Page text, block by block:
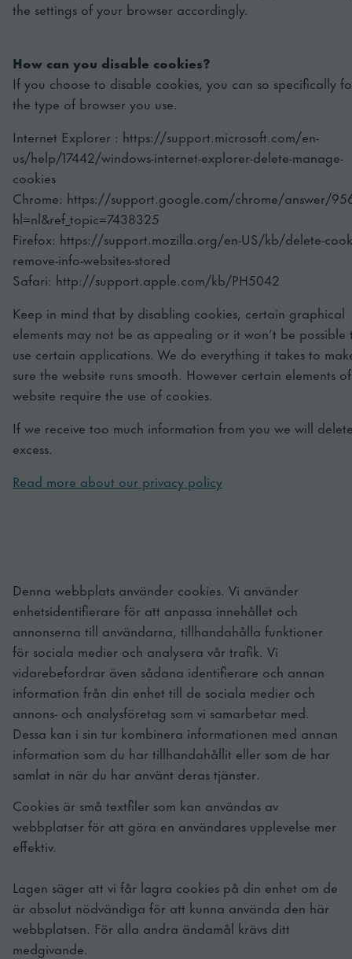
the settings of your browser accordingly.
How can you disable cookies?
If you choose to disable cookies, you can so specifically
the type of browser you use.
Internet Explorer : https://support.microsoft.com/en-
us/help/17442/windows-internet-explorer-delete-manage-
cookies
Chrome: https://support.google.com/chrome/answer/
hl=nl&ref_topic=7438325
Firefox: https://support.mozilla.org/en-US/kb/delete-
remove-info-websites-stored
Safari: http://support.apple.com/kb/PH5042
Keep in mind that by disabling cookies, certain graphical
elements may not be as appealing or it won’t be possible
use certain applications. We do everything it takes to
sure the website runs smooth. However certain elements
website require the use of cookies.
If we receive too much information from you we will
excess.
Read more about our privacy policy
Denna webbplats använder cookies. Vi använder
enhetsidentifierare för att anpassa innehållet och
annonserna till användarna, tillhandahålla funktioner
för sociala medier och analysera vår trafik. Vi
vidarebefordrar även sådana identifierare och annan
information från din enhet till de sociala medier och
annons- och analysföretag som vi samarbetar med.
Dessa kan i sin tur kombinera informationen med annan
information som du har tillhandahållit eller som de har
samlat in när du har använt deras tjänster.
Cookies är små textfiler som kan användas av
webbplatser för att göra en användares upplevelse mer
effektiv.
Lagen säger att vi får lagra cookies på din enhet om de
är absolut nödvändiga för att kunna använda den här
webbplatsen. För alla andra ändamål krävs ditt
medgivande.